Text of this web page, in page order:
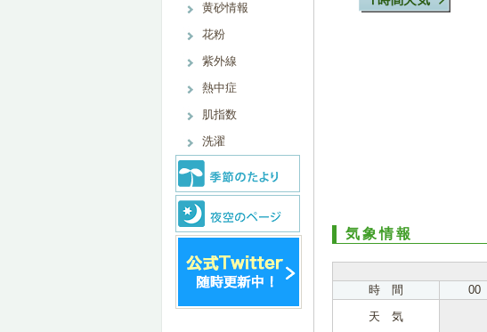
黄砂情報
花粉
紫外線
熱中症
肌指数
洗濯
気象情報
時 間
00
天 気